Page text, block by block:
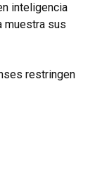
inteligencia
muestra sus
restringen